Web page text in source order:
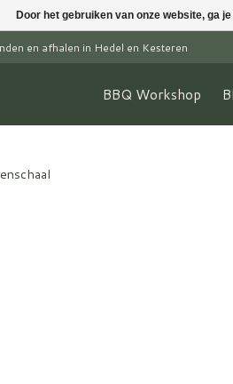
en afhalen in Hedel en Kesteren
BBQ Workshop
Door het gebruiken van onze website, ga